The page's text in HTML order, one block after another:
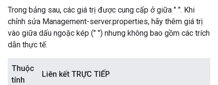
Trong bảng sau, các giá trị được cung cấp ở giữa " ". Khi
chỉnh sửa Management-server.properties, hãy thêm giá trị
vào giữa dấu ngoặc kép (" ") nhưng không bao gồm các trích
dẫn thực tế.
Thuộc
tính
Liên kết TRỰC TIẾP